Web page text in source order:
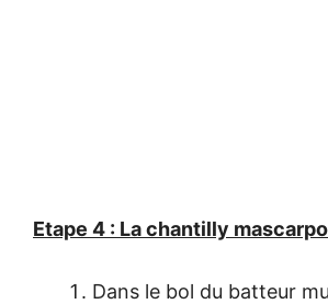
Etape 4 : La chantilly
Dans le bol du batteur